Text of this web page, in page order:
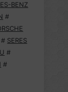
BENZ
#
# SERES
#
#